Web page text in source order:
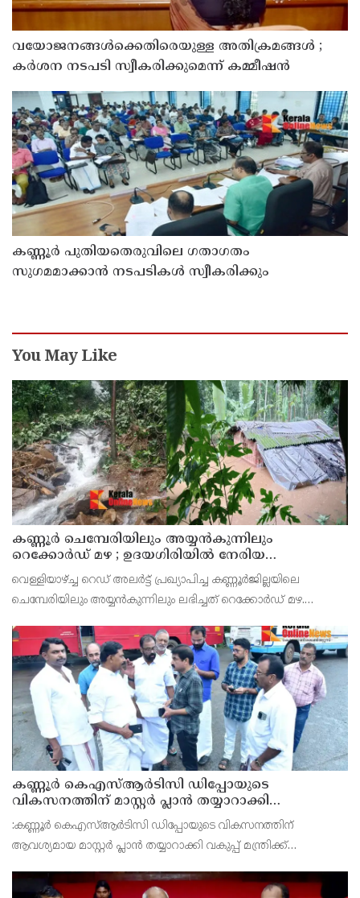
വയോജനങ്ങൾക്കെതിരെയുള്ള അതിക്രമങ്ങൾ ;
കർശന നടപടി സ്വീകരിക്കുമെന്ന് കമ്മീഷൻ
കണ്ണൂർ പുതിയതെരുവിലെ ഗതാഗതം
സുഗമമാക്കാന്‍ നടപടികള്‍ സ്വീകരിക്കും
You May Like
കണ്ണൂർ ചെമ്പേരിയിലും അയ്യൻകുന്നിലും
റെക്കോർഡ് മഴ ; ഉദയഗിരിയിൽ നേരിയ
ഉരുൾപൊട്ടൽ; 13 പേരെ ക്യാമ്പിലേക്ക് മാറ്റി
വെള്ളിയാഴ്ച്ച റെഡ് അലർട്ട് പ്രഖ്യാപിച്ച കണ്ണൂർജില്ലയിലെ
ചെമ്പേരിയിലും അയ്യൻകുന്നിലും ലഭിച്ചത് റെക്കോർഡ് മഴ.
മില്ലിമീറ്റർ മഴ ആ സമയം സംസ്ഥാനത്ത
കണ്ണൂർ കെഎസ്ആർടിസി ഡിപ്പോയുടെ
വികസനത്തിന് മാസ്റ്റർ പ്ലാൻ തയ്യാറാക്കി
സമർപ്പിക്കും : ടി ഒ മോഹനൻ എം എൽ എ
:കണ്ണൂർ കെഎസ്ആർടിസി ഡിപ്പോയുടെ വികസനത്തിന്
ആവശ്യമായ മാസ്റ്റർ പ്ലാൻ തയ്യാറാക്കി വകുപ്പ് മന്ത്രിക്ക്
ഡിപ്പോയ്ക്ക് നാല് ഏക്കറിൽ അധികം വരുന്ന സ്ഥലമുണ്ട്